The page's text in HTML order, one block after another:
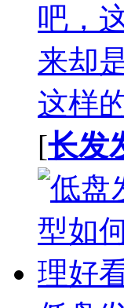
吧，
来却
这样
[长发